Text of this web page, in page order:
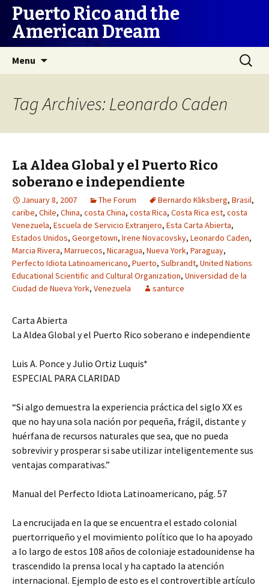
Puerto Rico and the
American Dream
Menu
Search
for:
Tag Archives: Leonardo Caden
La Aldea Global y el Puerto Rico
soberano e independiente
January 8, 2007 The Forum Bernardo Kliksberg, Brasil,
caribe, Chile, China, costa China, costa Rica, Costa Rica est, costa
Venezuela, Escuela de Servicio Extranjero, Esta Carta Abierta,
Estados Unidos, Georgetown, Irene Novacovsky, Leonardo Caden,
Marcia Rivera, Marruecos, Nicaragua, Nueva York, Paraguay,
Perfecto Idiota Latinoamericano, Puerto, Sulbrandt, United Nations
Educational Scientific and Cultural Organization, Universidad de la
Ciudad de Nueva York, Venezuela santurce
Carta Abierta
La Aldea Global y el Puerto Rico soberano e independiente
Luis A. Ponce y Julio Ortiz Luquis*
ESPECIAL PARA CLARIDAD
“Si algo demuestra la experiencia práctica del siglo XX es
que no hay una sola nación por pequeña, frágil, distante y
huérfana de recursos naturales que sea, que no pueda
sobrevivir y prosperar si sabe utilizar inteligentemente sus
ventajas comparativas.”
Manual del Perfecto Idiota Latinoamericano, pág. 57
La encrucijada en la que se encuentra el estado colonial
puertorriqueño y el movimiento político que lo ha apoyado
a lo largo de estos 108 años de coloniaje estadounidense ha
trascendido la prensa local y ha captado la atención
internacional. Ejemplo de esto es el controvertible artículo